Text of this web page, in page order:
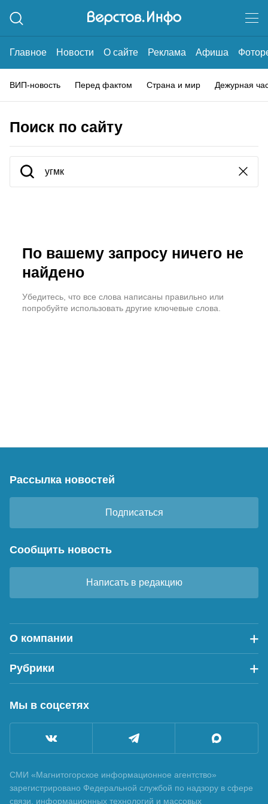
Главное Новости О сайте Реклама Афиша
ВИП-новость Перед фактом Страна и мир Дежурная
Поиск по сайту
По вашему запросу ничего не
найдено
Убедитесь, что все слова написаны правильно или
попробуйте использовать другие ключевые слова.
Рассылка новостей
Подписаться
Сообщить новость
Написать в редакцию
О компании
Рубрики
Мы в соцсетях
СМИ «Магнитогорское информационное агентство»
зарегистрировано Федеральной службой по надзору в сфере
связи, информационных технологий и массовых